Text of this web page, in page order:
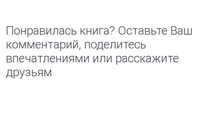
Понравилась книга? Оставьте Ваш
комментарий, поделитесь
впечатлениями или расскажите
друзьям